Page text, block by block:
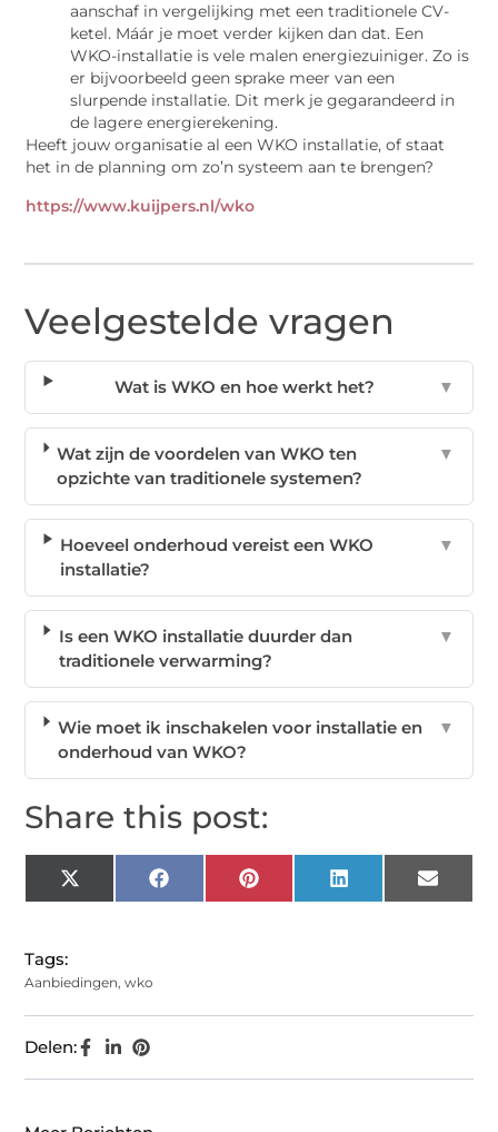
aanschaf in vergelijking met een traditionele CV-
ketel. Máár je moet verder kijken dan dat. Een
WKO-installatie is vele malen energiezuiniger. Zo is
er bijvoorbeeld geen sprake meer van een
slurpende installatie. Dit merk je gegarandeerd in
de lagere energierekening.
Heeft jouw organisatie al een WKO installatie, of staat
het in de planning om zo’n systeem aan te brengen?
https://www.kuijpers.nl/wko
Veelgestelde vragen
Wat is WKO en hoe werkt het? ▼
Wat zijn de voordelen van WKO ten
opzichte van traditionele systemen?
▼
Hoeveel onderhoud vereist een WKO
installatie?
▼
Is een WKO installatie duurder dan
traditionele verwarming?
▼
Wie moet ik inschakelen voor installatie en
onderhoud van WKO?
▼
Share this post:
X
(Twitter)
Facebook Pinterest LinkedIn Email
Tags:
Aanbiedingen,wko
Delen: